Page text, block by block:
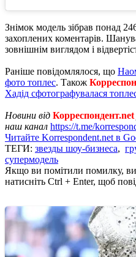
Знімок модель зібрав понад
захоплених коментарів.
зовнішнім виглядом і
Раніше повідомлялося, що
фото топлес. Також
Хадід сфотографувалася
Новини від Корреспондент.net
наш канал https://t.me/
Читайте Korrespondent.net в
ТЕГИ: звезды шоу-бизнеса,
супермодель
Якщо ви помітили помилку,
натисніть Ctrl + Enter, щоб